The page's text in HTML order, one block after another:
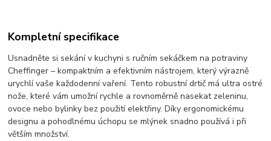
Kompletní specifikace
Usnadněte si sekání v kuchyni s ručním sekáčkem na potraviny
Cheffinger – kompaktním a efektivním nástrojem, který výrazně
urychlí vaše každodenní vaření. Tento robustní drtič má ultra ostré
nože, které vám umožní rychle a rovnoměrně nasekat zeleninu,
ovoce nebo bylinky bez použití elektřiny. Díky ergonomickému
designu a pohodlnému úchopu se mlýnek snadno používá i při
větším množství.